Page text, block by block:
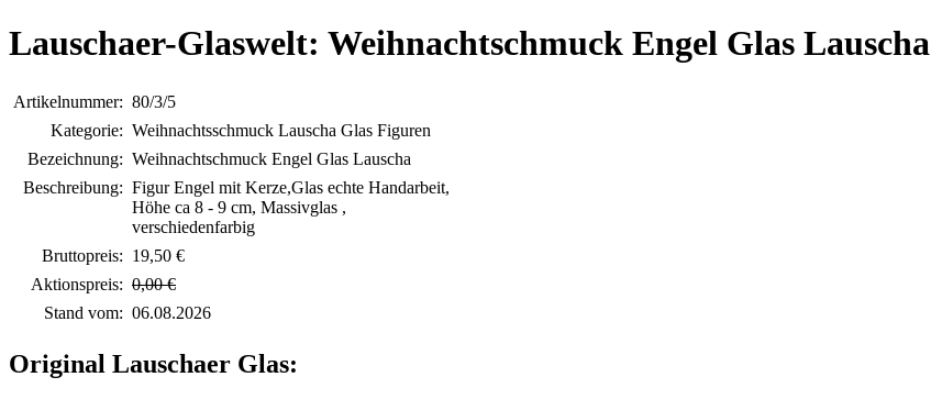
Lauschaer-Glaswelt: Weihnachtschmuck Engel Glas Lauscha
Artikelnummer: 80/3/5
Kategorie: Weihnachtsschmuck Lauscha Glas Figuren
Bezeichnung: Weihnachtschmuck Engel Glas Lauscha
Beschreibung: Figur Engel mit Kerze,Glas echte Handarbeit,
Höhe ca 8 - 9 cm, Massivglas ,
verschiedenfarbig
Bruttopreis: 19,50 €
Aktionspreis: 0,00 €
Stand vom: 06.08.2026
Original Lauschaer Glas: